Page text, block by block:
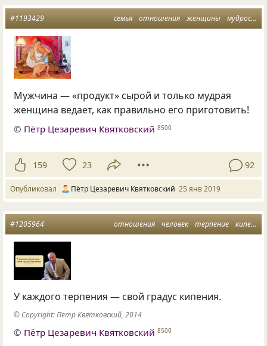
семья отношения женщины мудрость
#1193429
Мужчина — «продукт» сырой и только мудрая
женщина ведает, как правильно его приготовить!
© Пётр Цезаревич Квятковский 8500
159 23 92
Опубликовал Пётр Цезаревич Квятковский 25 янв 2019
отношения человек терпение кипение
#1205964
У каждого терпения — свой градус кипения.
© Copyright: Петр Квятковский, 2014
© Пётр Цезаревич Квятковский 8500